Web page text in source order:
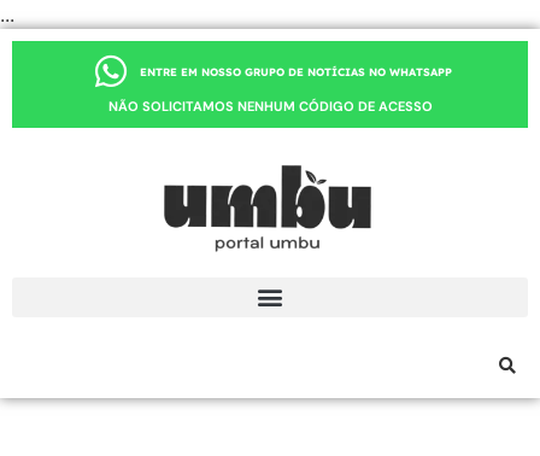
...
ENTRE EM NOSSO GRUPO DE NOTÍCIAS NO WHATSAPP
NÃO SOLICITAMOS NENHUM CÓDIGO DE ACESSO